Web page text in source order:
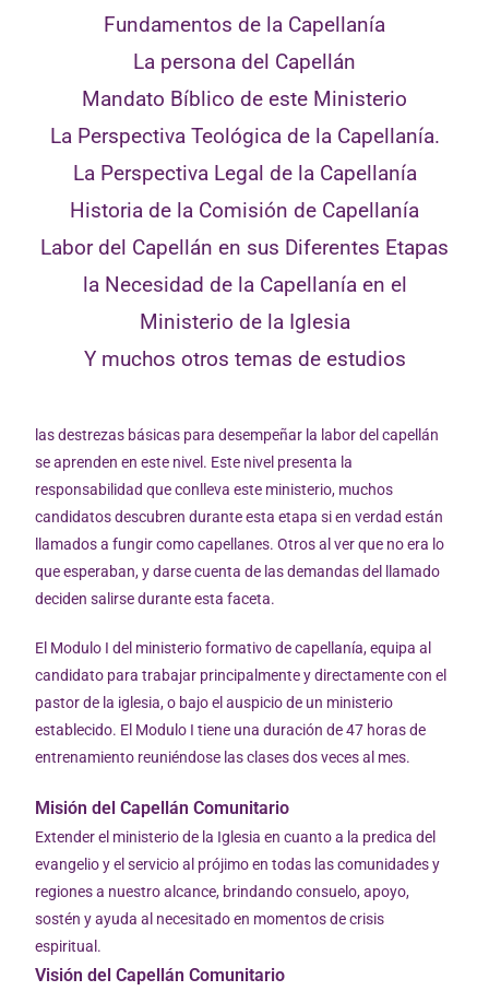
Fundamentos de la Capellanía
La persona del Capellán
Mandato Bíblico de este Ministerio
La Perspectiva Teológica de la Capellanía.
La Perspectiva Legal de la Capellanía
Historia de la Comisión de Capellanía
Labor del Capellán en sus Diferentes Etapas
la Necesidad de la Capellanía en el
Ministerio de la Iglesia
Y muchos otros temas de estudios
las destrezas básicas para desempeñar la labor del capellán
se aprenden en este nivel. Este nivel presenta la
responsabilidad que conlleva este ministerio, muchos
candidatos descubren durante esta etapa si en verdad están
llamados a fungir como capellanes. Otros al ver que no era lo
que esperaban, y darse cuenta de las demandas del llamado
deciden salirse durante esta faceta.
El Modulo I del ministerio formativo de capellanía, equipa al
candidato para trabajar principalmente y directamente con el
pastor de la iglesia, o bajo el auspicio de un ministerio
establecido. El Modulo I tiene una duración de 47 horas de
entrenamiento reuniéndose las clases dos veces al mes.
Misión del Capellán Comunitario
Extender el ministerio de la Iglesia en cuanto a la predica del
evangelio y el servicio al prójimo en todas las comunidades y
regiones a nuestro alcance, brindando consuelo, apoyo,
sostén y ayuda al necesitado en momentos de crisis
espiritual.
Visión del Capellán Comunitario